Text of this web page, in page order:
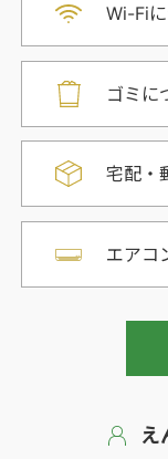
Wi-Fi
ゴミに
宅配・
エアコ
え